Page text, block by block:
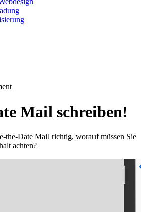
Mail schreiben!
the-Date Mail richtig, worauf müssen Sie
achten?